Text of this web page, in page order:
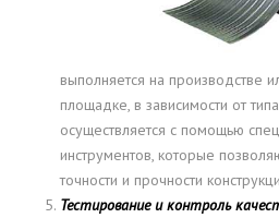
выполняется на производстве
площадке, в зависимости от
осуществляется с помощью
инструментов, которые
точности и прочности
Тестирование и контроль